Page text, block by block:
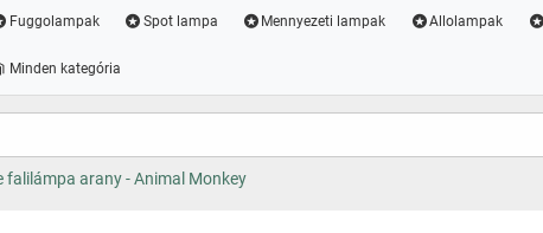
Fuggolampak Spot lampa Mennyezeti lampak Allolampak
Minden kategória
falilámpa arany - Animal Monkey